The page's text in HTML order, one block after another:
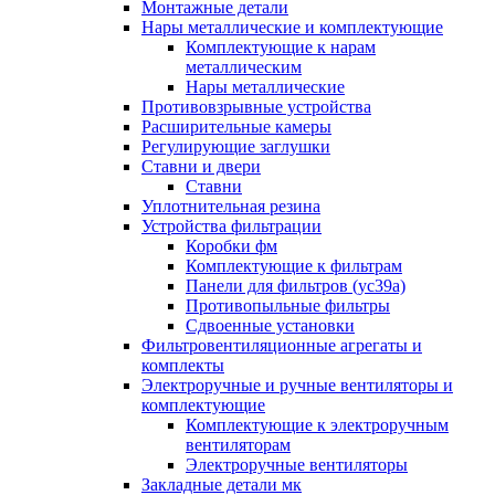
Монтажные детали
Нары металлические и комплектующие
Комплектующие к нарам
металлическим
Нары металлические
Противовзрывные устройства
Расширительные камеры
Регулирующие заглушки
Ставни и двери
Ставни
Уплотнительная резина
Устройства фильтрации
Коробки фм
Комплектующие к фильтрам
Панели для фильтров (ус39а)
Противопыльные фильтры
Сдвоенные установки
Фильтровентиляционные агрегаты и
комплекты
Электроручные и ручные вентиляторы и
комплектующие
Комплектующие к электроручным
вентиляторам
Электроручные вентиляторы
Закладные детали мк